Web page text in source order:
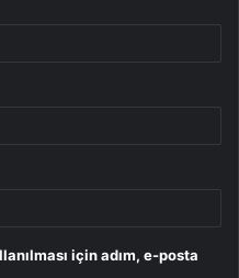
için adım, e-posta